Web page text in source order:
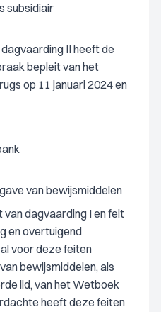
subsidiair
II heeft de
bepleit van het
op 11 januari 2024 en
van bewijsmiddelen
dagvaarding I en feit
en overtuigend
voor deze feiten
bewijsmiddelen, als
lid, van het Wetboek
heeft deze feiten